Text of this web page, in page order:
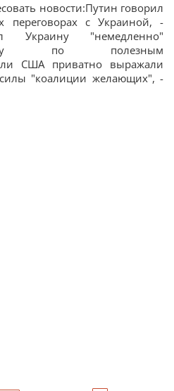
новости:Путин говорил
с Украиной, -
Украину "немедленно"
по полезным
США приватно выражали
силы "коалиции желающих", -